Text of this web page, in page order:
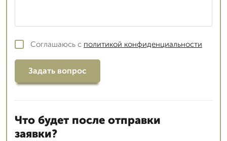
Соглашаюсь с политикой конфиденциальности
Задать вопрос
Что будет после отправки
заявки?